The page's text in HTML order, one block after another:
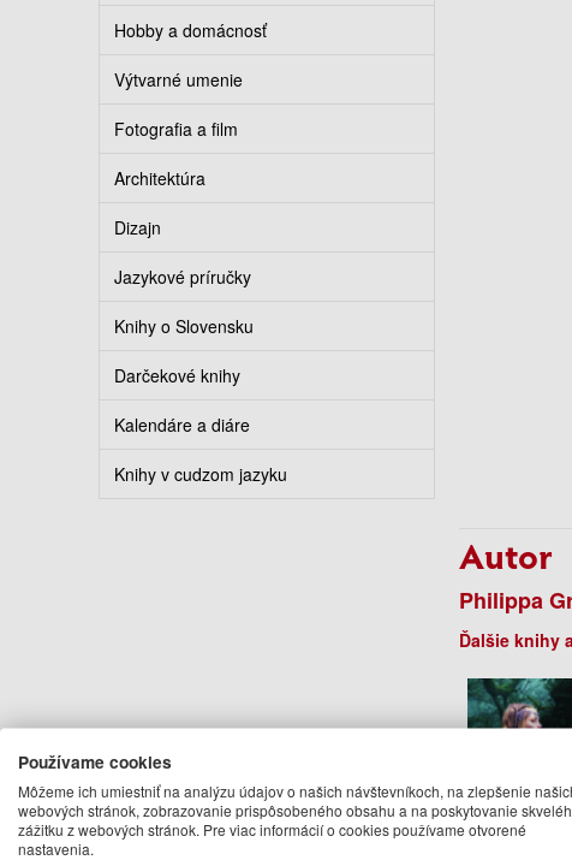
Hobby a domácnosť
Výtvarné umenie
Fotografia a film
Architektúra
Dizajn
Jazykové príručky
Knihy o Slovensku
Darčekové knihy
Kalendáre a diáre
Knihy v cudzom jazyku
Autor
Philippa
Ďalšie knihy
Používame cookies
Môžeme ich umiestniť na analýzu údajov o našich návštevníkoch, na zlepšenie
webových stránok, zobrazovanie prispôsobeného obsahu a na poskytovanie
zážitku z webových stránok. Pre viac informácií o cookies používame otvorené
nastavenia.